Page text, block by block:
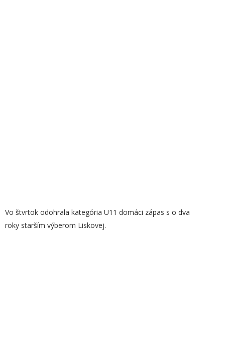
Vo štvrtok odohrala kategória U11 domáci zápas s o dva
roky starším výberom Liskovej.